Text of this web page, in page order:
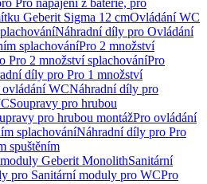
Pro napájení z baterie, pro
Geberit Sigma 12 cmOvládání WC
Náhradní díly pro Ovládání
splachováníPro 2 množství
Pro 2 množství splachováníPro
díly pro Pro 1 množství
ovládání WCNáhradní díly pro
Soupravy pro hrubou
pro hrubou montážPro ovládání
splachováníNáhradní díly pro Pro
spuštěním
Geberit MonolithSanitární
pro Sanitární moduly pro WCPro